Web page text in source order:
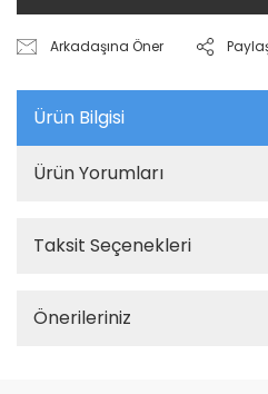
Arkadaşına Öner
Ürün Bilgisi
Ürün Yorumları
Taksit Seçenekleri
Önerileriniz